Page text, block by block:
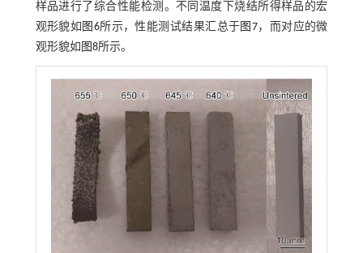
样品进行了综合性能检测。不同温度下烧结所得样品的宏
观形貌如 图6所示，性能测试结果汇总于图7，而对应的微
观形貌如 图8所示。